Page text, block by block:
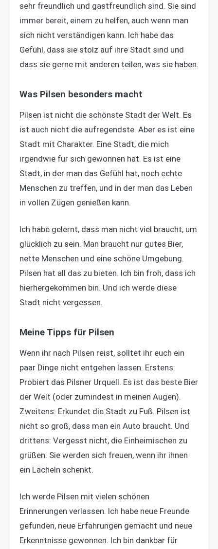
sehr freundlich und gastfreundlich sind. Sie sind
immer bereit, einem zu helfen, auch wenn man
sich nicht verständigen kann. Ich habe das
Gefühl, dass sie stolz auf ihre Stadt sind und
dass sie gerne mit anderen teilen, was sie haben.
Was Pilsen besonders macht
Pilsen ist nicht die schönste Stadt der Welt. Es
ist auch nicht die aufregendste. Aber es ist eine
Stadt mit Charakter. Eine Stadt, die mich
irgendwie für sich gewonnen hat. Es ist eine
Stadt, in der man das Gefühl hat, noch echte
Menschen zu treffen, und in der man das Leben
in vollen Zügen genießen kann.
Ich habe gelernt, dass man nicht viel braucht, um
glücklich zu sein. Man braucht nur gutes Bier,
nette Menschen und eine schöne Umgebung.
Pilsen hat all das zu bieten. Ich bin froh, dass ich
hierhergekommen bin. Und ich werde diese
Stadt nicht vergessen.
Meine Tipps für Pilsen
Wenn ihr nach Pilsen reist, solltet ihr euch ein
paar Dinge nicht entgehen lassen. Erstens:
Probiert das Pilsner Urquell. Es ist das beste Bier
der Welt (oder zumindest in meinen Augen).
Zweitens: Erkundet die Stadt zu Fuß. Pilsen ist
nicht so groß, dass man ein Auto braucht. Und
drittens: Vergesst nicht, die Einheimischen zu
grüßen. Sie werden sich freuen, wenn ihr ihnen
ein Lächeln schenkt.
Ich werde Pilsen mit vielen schönen
Erinnerungen verlassen. Ich habe neue Freunde
gefunden, neue Erfahrungen gemacht und neue
Erkenntnisse gewonnen. Ich bin dankbar für